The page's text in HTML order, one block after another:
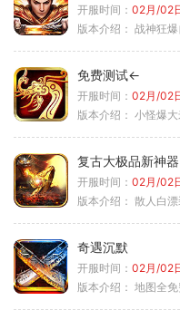
开服时间： 02月/02
版本介绍： 战神狂
免费测试←
开服时间： 02月/02
版本介绍： 小怪爆大
复古大极品新神器
开服时间： 02月/02
版本介绍： 散人白
奇遇沉默
开服时间： 02月/02
版本介绍： 地图全